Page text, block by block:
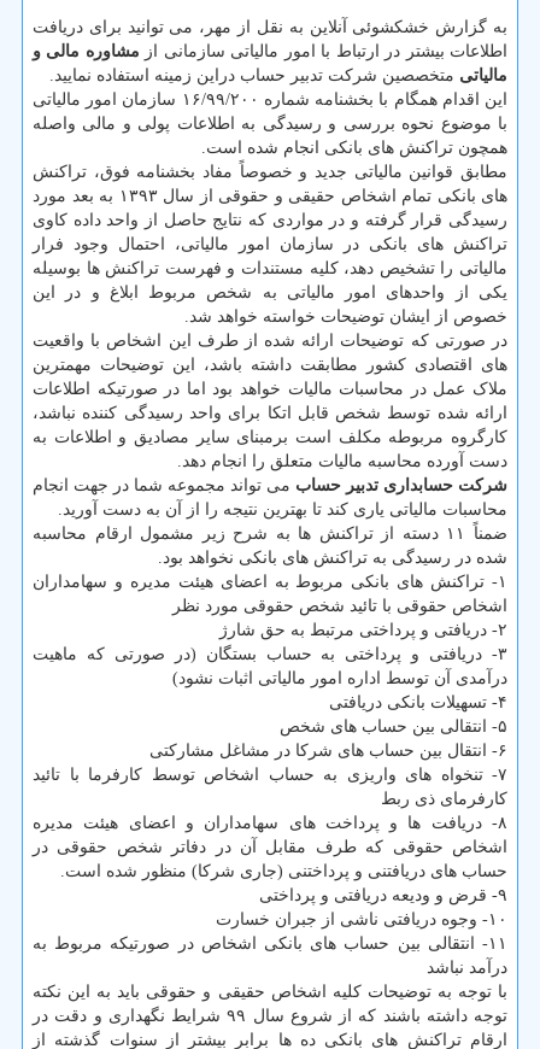
به گزارش خشکشوئی آنلاین به نقل از مهر، می توانید برای دریافت
اطلاعات بیشتر در ارتباط با امور مالیاتی سازمانی از مشاوره مالی و
مالیاتی متخصصین شرکت تدبیر حساب دراین زمینه استفاده نمایید.
این اقدام همگام با بخشنامه شماره ۱۶/۹۹/۲۰۰ سازمان امور مالیاتی
با موضوع نحوه بررسی و رسیدگی به اطلاعات پولی و مالی واصله
همچون تراکنش های بانکی انجام شده است.
مطابق قوانین مالیاتی جدید و خصوصاً مفاد بخشنامه فوق، تراکنش
های بانکی تمام اشخاص حقیقی و حقوقی از سال ۱۳۹۳ به بعد مورد
رسیدگی قرار گرفته و در مواردی که نتایج حاصل از واحد داده کاوی
تراکنش های بانکی در سازمان امور مالیاتی، احتمال وجود فرار
مالیاتی را تشخیص دهد، کلیه مستندات و فهرست تراکنش ها بوسیله
یکی از واحدهای امور مالیاتی به شخص مربوط ابلاغ و در این
خصوص از ایشان توضیحات خواسته خواهد شد.
در صورتی که توضیحات ارائه شده از طرف این اشخاص با واقعیت
های اقتصادی کشور مطابقت داشته باشد، این توضیحات مهمترین
ملاک عمل در محاسبات مالیات خواهد بود اما در صورتیکه اطلاعات
ارائه شده توسط شخص قابل اتکا برای واحد رسیدگی کننده نباشد،
کارگروه مربوطه مکلف است برمبنای سایر مصادیق و اطلاعات به
دست آورده محاسبه مالیات متعلق را انجام دهد.
شرکت حسابداری تدبیر حساب می تواند مجموعه شما در جهت انجام
محاسبات مالیاتی یاری کند تا بهترین نتیجه را از آن به دست آورید.
ضمناً ۱۱ دسته از تراکنش ها به شرح زیر مشمول ارقام محاسبه
شده در رسیدگی به تراکنش های بانکی نخواهد بود.
۱- تراکنش های بانکی مربوط به اعضای هیئت مدیره و سهامداران
اشخاص حقوقی با تائید شخص حقوقی مورد نظر
۲- دریافتی و پرداختی مرتبط به حق شارژ
۳- دریافتی و پرداختی به حساب بستگان (در صورتی که ماهیت
درآمدی آن توسط اداره امور مالیاتی اثبات نشود)
۴- تسهیلات بانکی دریافتی
۵- انتقالی بین حساب های شخص
۶- انتقال بین حساب های شرکا در مشاغل مشارکتی
۷- تنخواه های واریزی به حساب اشخاص توسط کارفرما با تائید
کارفرمای ذی ربط
۸- دریافت ها و پرداخت های سهامداران و اعضای هیئت مدیره
اشخاص حقوقی که طرف مقابل آن در دفاتر شخص حقوقی در
حساب های دریافتنی و پرداختنی (جاری شرکا) منظور شده است.
۹- قرض و ودیعه دریافتی و پرداختی
۱۰- وجوه دریافتی ناشی از جبران خسارت
۱۱- انتقالی بین حساب های بانکی اشخاص در صورتیکه مربوط به
درآمد نباشد
با توجه به توضیحات کلیه اشخاص حقیقی و حقوقی باید به این نکته
توجه داشته باشند که از شروع سال ۹۹ شرایط نگهداری و دقت در
ارقام تراکنش های بانکی ده ها برابر بیشتر از سنوات گذشته از